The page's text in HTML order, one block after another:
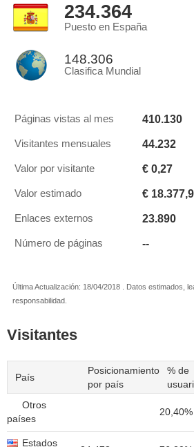
234.364
Puesto en España
148.306
Clasifica Mundial
Páginas vistas al mes 410.130
Visitantes mensuales 44.232
Valor por visitante € 0,27
Valor estimado € 18.377,9
Enlaces externos 23.890
Número de páginas --
Última Actualización: 18/04/2018 . Datos estimados,
responsabilidad.
Visitantes
País
Posicionamiento
por país
% de
Otros
países
20,40%
Estados